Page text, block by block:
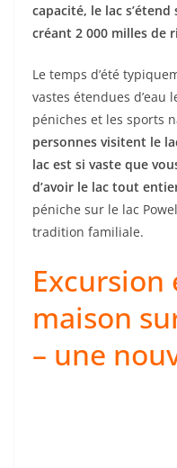
capacité, le lac
créant 2 000 milles de
Le temps d’été
vastes étendues
péniches et les sports
personnes visitent le
lac est si vaste que
d’avoir le lac tout
péniche sur le lac
tradition familiale.
Excursion
maison
– une